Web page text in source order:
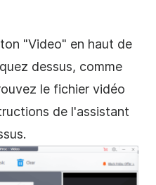
"Video" en haut de
dessus, comme
le fichier vidéo
de l'assistant